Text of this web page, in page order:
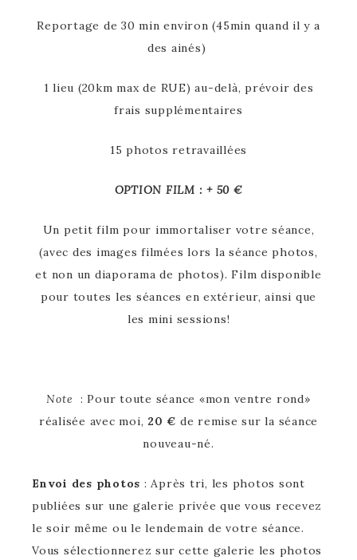
Reportage de 30 min environ (45min quand il y a
des ainés)
1 lieu (20km max de RUE) au-delà, prévoir des
frais supplémentaires
15 photos retravaillées
OPTION FILM : + 50 €
Un petit film pour immortaliser votre séance,
(avec des images filmées lors la séance photos,
et non un diaporama de photos). Film disponible
pour toutes les séances en extérieur, ainsi que
les mini sessions!
Note : Pour toute séance «mon ventre rond»
réalisée avec moi, 20 € de remise sur la séance
nouveau-né.
Envoi des photos : Après tri, les photos sont
publiées sur une galerie privée que vous recevez
le soir même ou le lendemain de votre séance.
Vous sélectionnerez sur cette galerie les photos